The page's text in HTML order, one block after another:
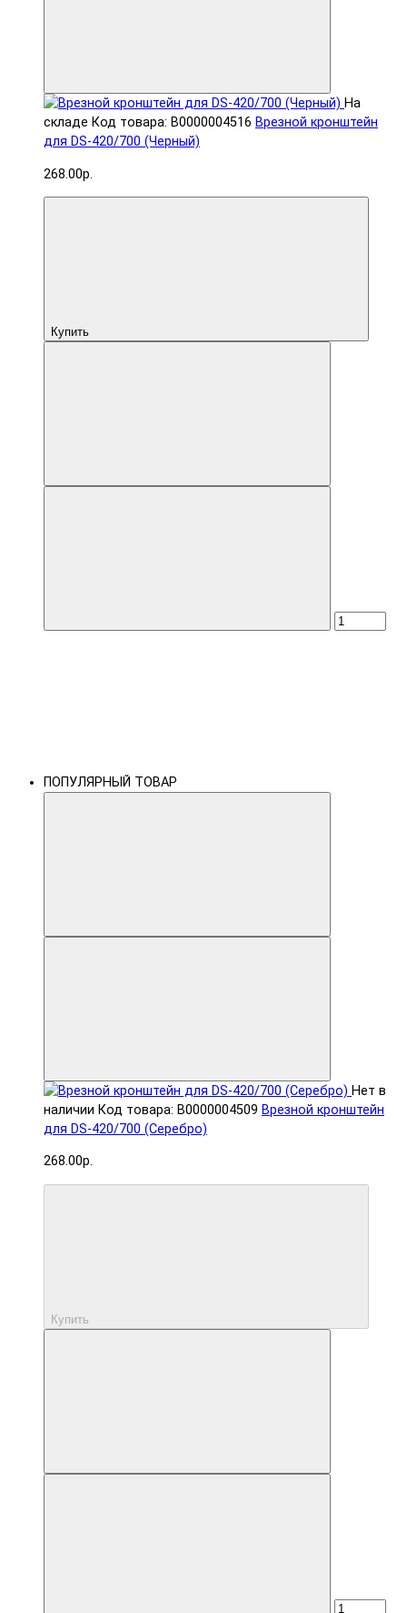
На
складе Код товара: В0000004516 Врезной кронштейн
для DS-420/700 (Черный)
268.00р.
Купить
ПОПУЛЯРНЫЙ ТОВАР
Нет в
наличии Код товара: В0000004509 Врезной кронштейн
для DS-420/700 (Серебро)
268.00р.
Купить